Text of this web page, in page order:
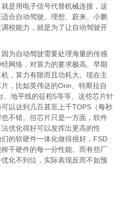
是用电子信号代替机械连接，这
合自动驾驶。理想、蔚来、小鹏
校能力，就是为了让自动驾驶开
为自动驾驶需要处理海量的传感
网络，对算力的要求极高。早期
，算力有限而且功耗大。现在主
，比如英伟达的Orin、特斯拉自
地平线的征程5等等。这些芯片针
以达到几百甚至上千TOPS（每秒
不错。但芯片只是一方面，软件
优化得好可以发挥出更高的性
的软硬件一体化做得很好，FSD
干硬件的每一分性能。而有些厂
化不到位，实际表现反而不如预